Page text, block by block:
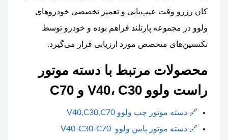
کان رزرو وقت عیب‌یابی و تعمیر تخصصی خودروهای
ولوو در مجموعه پارتلند فراهم بوده و خودرو توسط
تکنسین‌های متخصص مورد ارزیابی قرار می‌گیرد.
محصولات مرتبط با دسته موتور
راست ولوو V40، C30 و C70
🔗 دسته موتور چپ ولوو V40,C30,C70
🔗 دسته موتور پایین ولوو V40-C30-C70